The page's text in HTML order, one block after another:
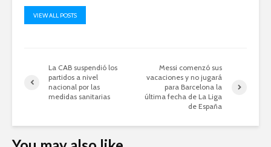
VIEW ALL POSTS
La CAB suspendió los
partidos a nivel
nacional por las
medidas sanitarias
Messi comenzó sus
vacaciones y no jugará
para Barcelona la
última fecha de La Liga
de España